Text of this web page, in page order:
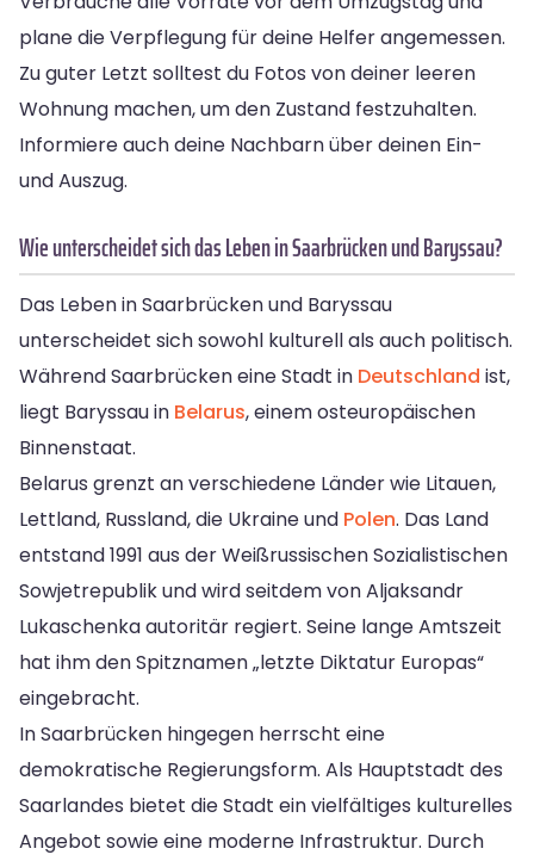
plane die Verpflegung für deine Helfer angemessen.
Zu guter Letzt solltest du Fotos von deiner leeren
Wohnung machen, um den Zustand festzuhalten.
Informiere auch deine Nachbarn über deinen Ein-
und Auszug.
Wie unterscheidet sich das Leben in Saarbrücken und Baryssau?
Das Leben in Saarbrücken und Baryssau
unterscheidet sich sowohl kulturell als auch politisch.
Während Saarbrücken eine Stadt in Deutschland ist,
liegt Baryssau in Belarus, einem osteuropäischen
Binnenstaat.
Belarus grenzt an verschiedene Länder wie Litauen,
Lettland, Russland, die Ukraine und Polen. Das Land
entstand 1991 aus der Weißrussischen Sozialistischen
Sowjetrepublik und wird seitdem von Aljaksandr
Lukaschenka autoritär regiert. Seine lange Amtszeit
hat ihm den Spitznamen „letzte Diktatur Europas“
eingebracht.
In Saarbrücken hingegen herrscht eine
demokratische Regierungsform. Als Hauptstadt des
Saarlandes bietet die Stadt ein vielfältiges kulturelles
Angebot sowie eine moderne Infrastruktur. Durch